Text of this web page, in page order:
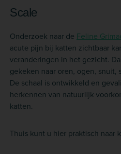
Scale
Onderzoek naar de Feline
acute pijn bij katten zichtbaar
veranderingen in het gezicht.
gekeken naar oren, ogen, snuit,
De schaal is ontwikkeld en
herkennen van natuurlijk
katten.
Thuis kunt u hier praktisch naar